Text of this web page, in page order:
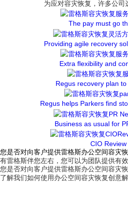
为应对容灾恢复，许多公司
The pay must go
Providing agile recovery
Extra flexibility and
Regus recovery plan
Regus helps Parkers find
Business as usual for
CIO Review
您是否对向客户提供雷格斯办公空间容灾
有雷格斯伴您左右，您可以为团队提供有
您是否对向客户提供雷格斯办公空间容灾
了解我们如何使用办公空间容灾恢复创意